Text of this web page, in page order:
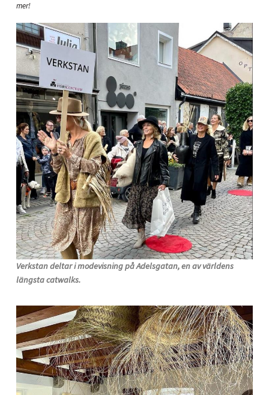
mer!
Verkstan deltar i modevisning på Adelsgatan, en av världens
längsta catwalks.